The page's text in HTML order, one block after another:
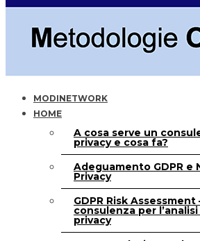
MODINETWORK
HOME
A cosa serve un
privacy e cosa fa?
Adeguamento GDPR e
Privacy
GDPR Risk Assessment
consulenza per
privacy